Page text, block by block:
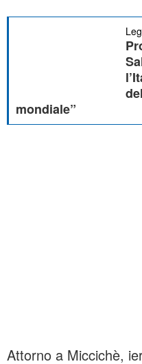
mondiale”
Attorno a Miccichè,